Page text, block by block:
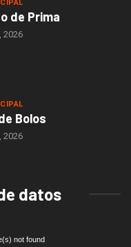
de Prima
2026
Bolos
2026
datos
not found